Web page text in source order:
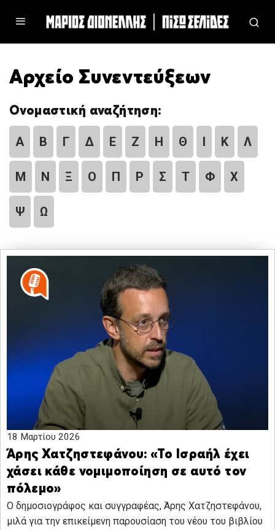
Αρχείο Συνεντεύξεων
Ονομαστική αναζήτηση:
Α Β Γ Δ Ε Ζ Η Θ Ι Κ Λ
Μ Ν Ξ Ο Π Ρ Σ Τ Φ Χ
Ψ Ω
18 Μαρτίου 2026
Άρης Χατζηστεφάνου: «Το Ισραήλ έχει
χάσει κάθε νομιμοποίηση σε αυτό τον
πόλεμο»
Ο δημοσιογράφος και συγγραφέας, Άρης Χατζηστεφάνου,
μιλά για την επικείμενη παρουσίαση του νέου του βιβλίου